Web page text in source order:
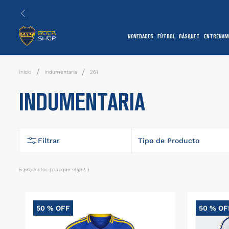
NOVEDADES FÚTBOL BÁSQUET
Indumentaria 261
INDUMENTARIA
Filtrar Tipo de Producto
5 productos
50 % OFF 50 % 9